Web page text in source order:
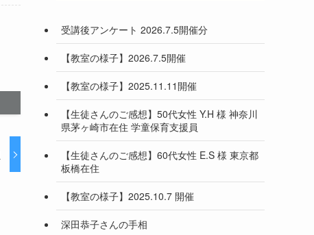
受講後アンケート 2026.7.5開催分
【教室の様子】2026.7.5開催
【教室の様子】2025.11.11開催
【生徒さんのご感想】50代女性 Y.H 様 神奈川
県茅ヶ崎市在住 学童保育支援員
【生徒さんのご感想】60代女性 E.S 様 東京都
板橋在住
【教室の様子】2025.10.7 開催
深田恭子さんの手相